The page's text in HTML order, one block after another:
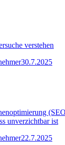
verstehen
30.7.2025
unverzichtbar ist
22.7.2025